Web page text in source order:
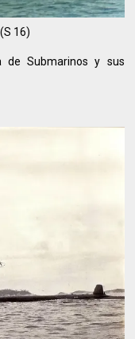
16)
de Submarinos y sus